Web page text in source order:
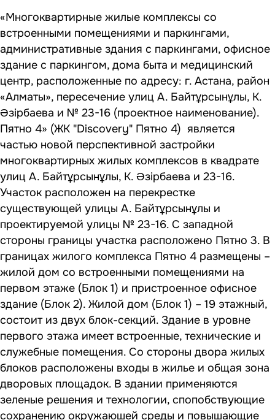
«Многоквартирные жилые комплексы со
встроенными помещениями и паркингами,
административные здания с паркингами, офисное
здание с паркингом, дома быта и медицинский
центр, расположенные по адресу: г. Астана, район
«Алматы», пересечение улиц А. Байтұрсынұлы, К.
Әзірбаева и № 23-16 (проектное наименование).
Пятно 4» (ЖК "Discovery" Пятно 4) является
частью новой перспективной застройки
многоквартирных жилых комплексов в квадрате
улиц А. Байтұрсынұлы, К. Әзірбаева и 23-16.
Участок расположен на перекрестке
существующей улицы А. Байтұрсынұлы и
проектируемой улицы № 23-16. С западной
стороны границы участка расположено Пятно 3. В
границах жилого комплекса Пятно 4 размещены –
жилой дом со встроенными помещениями на
первом этаже (Блок 1) и пристроенное офисное
здание (Блок 2). Жилой дом (Блок 1) – 19 этажный,
состоит из двух блок-секций. Здание в уровне
первого этажа имеет встроенные, технические и
служебные помещения. Со стороны двора жилых
блоков расположены входы в жилье и общая зона
дворовых площадок. В здании применяются
зеленые решения и технологии, спопобствующие
сохранению окружаюшей среды и повышающие